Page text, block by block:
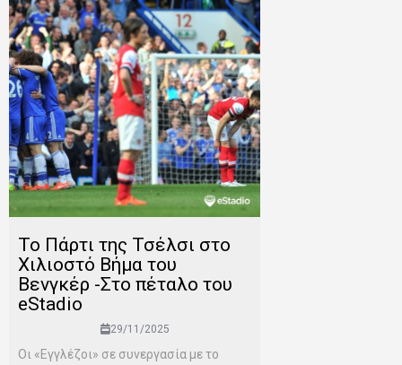
To Πάρτι της Τσέλσι στο
Χιλιοστό Βήμα του
Βενγκέρ -Στο πέταλο του
eStadio
29/11/2025
Οι «Εγγλέζοι» σε συνεργασία με το